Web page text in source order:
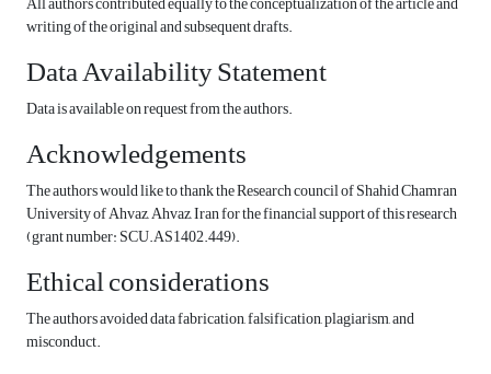
writing of the original and subsequent drafts.
Data Availability Statement
Data is available on request from the authors.
Acknowledgements
The authors would like to thank the Research council of Shahid Chamran
University of Ahvaz, Ahvaz, Iran for the financial support of this research
(grant number: SCU.AS1402.449).
Ethical considerations
The authors avoided data fabrication, falsification, plagiarism, and
misconduct.